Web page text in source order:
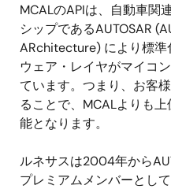
MCALのAPIは、自動車関
シップであるAUTOSAR
ARchitecture) により標準
ウェア・レイヤがマイコ
ています。つまり、お客
ることで、MCALよりも
能となります。
ルネサスは2004年から
プレミアムメンバーとし